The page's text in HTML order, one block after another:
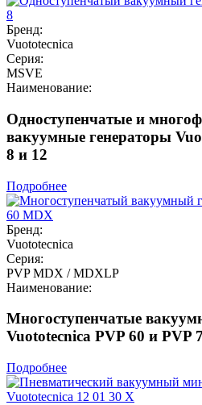
Бренд:
Vuototecnica
Серия:
MSVE
Наименование:
Одноступенчатые и
вакуумные генераторы
8 и 12
Подробнее
Бренд:
Vuototecnica
Серия:
PVP MDX / MDXLP
Наименование:
Многоступенчатые
Vuototecnica PVP 60 и
Подробнее